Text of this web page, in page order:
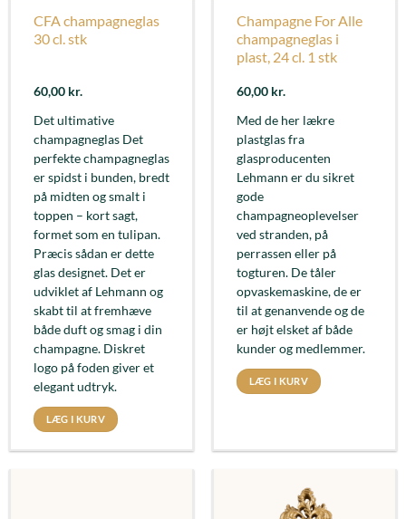
CFA champagneglas
30 cl. stk
60,00 kr.
Det ultimative
champagneglas Det
perfekte champagneglas
er spidst i bunden, bredt
på midten og smalt i
toppen – kort sagt,
formet som en tulipan.
Præcis sådan er dette
glas designet. Det er
udviklet af Lehmann og
skabt til at fremhæve
både duft og smag i din
champagne. Diskret
logo på foden giver et
elegant udtryk.
LÆG I KURV
Champagne For Alle
champagneglas i
plast, 24 cl. 1 stk
60,00 kr.
Med de her lækre
plastglas fra
glasproducenten
Lehmann er du sikret
gode
champagneoplevelser
ved stranden, på
perrassen eller på
togturen. De tåler
opvaskemaskine, de er
til at genanvende og de
er højt elsket af både
kunder og medlemmer.
LÆG I KURV